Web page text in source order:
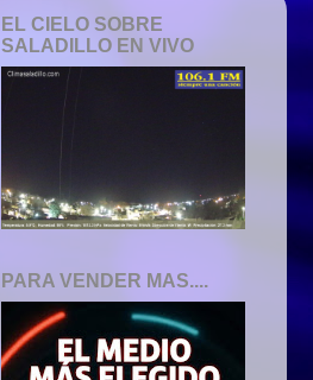
EL CIELO SOBRE
SALADILLO EN VIVO
PARA VENDER MAS....